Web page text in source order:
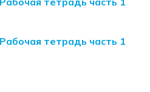
тетрадь часть 1